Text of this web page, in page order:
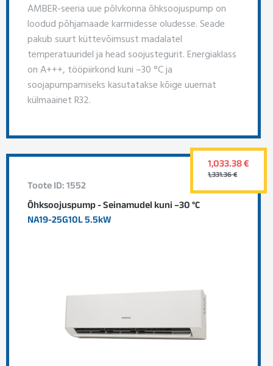
AMBER-seeria uue põlvkonna õhksoojuspump on
loodud põhjamaade karmidesse oludesse. Seade
pakub suurt küttevõimsust madalatel
temperatuuridel ja head soojustegurit. Energiaklass
on A+++, tööpiirkond kuni –30 °C ja
soojapumpamiseks kasutatakse kõige uuemat
külmaainet R32.
Toote ID: 1552
Õhksoojuspump - Seinamudel kuni –30 °C
NA19-25G10L 5.5kW
1,033.38 €
1,331.36 €